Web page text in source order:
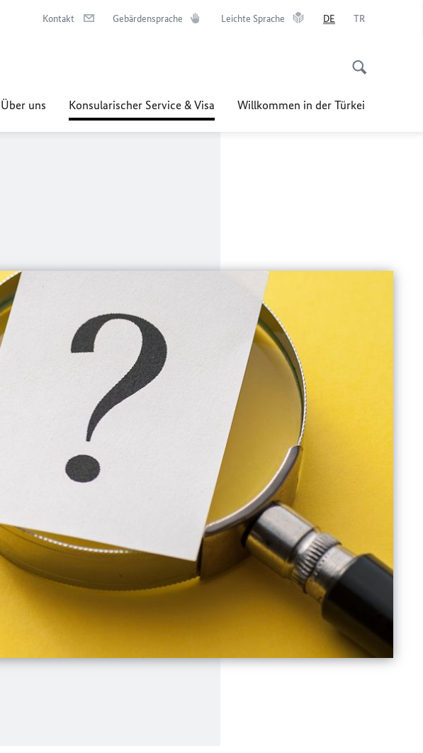
Kontakt Gebärdensprache Leichte Sprache DE TR
Über uns Konsularischer Service & Visa Willkommen in der Türkei